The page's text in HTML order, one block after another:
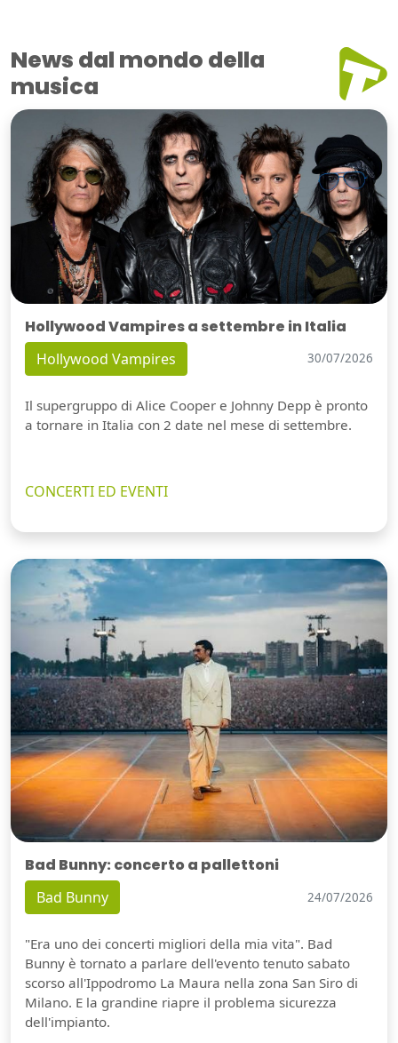
News dal mondo della
musica
Hollywood Vampires a settembre in Italia
Hollywood Vampires 30/07/2026
Il supergruppo di Alice Cooper e Johnny Depp è pronto
a tornare in Italia con 2 date nel mese di settembre.
CONCERTI ED EVENTI
Bad Bunny: concerto a pallettoni
Bad Bunny 24/07/2026
"Era uno dei concerti migliori della mia vita". Bad
Bunny è tornato a parlare dell'evento tenuto sabato
scorso all'Ippodromo La Maura nella zona San Siro di
Milano. E la grandine riapre il problema sicurezza
dell'impianto.